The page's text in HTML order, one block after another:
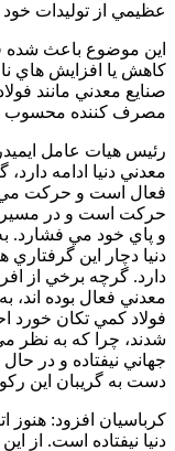
عظيمي از توليدات
اين موضوع باعث شده
کاهش يا افزايش هاي
صنايع معدني مانند
مصرف کننده محسوب
رئيس هيات عامل
معدني دنيا ادامه
فعال است و حرکت مي
حرکت است و در مسير
و پاي خود مي فشارد.
دنيا دچار اين گرفتاري
دارد. گرچه برخي از
معدني فعال بوده اند،
فولاد کمي تکان خورد
شدند، چرا که به نظر
جهاني نيفتاده و در
دست به گريبان اين
کرباسيان افزود: هنوز
دنيا نيفتاده است. از